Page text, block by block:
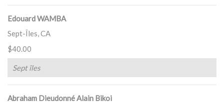
Edouard WAMBA
Sept-Îles, CA
$40.00
Sept îles
Abraham Dieudonné Alain Bikoi